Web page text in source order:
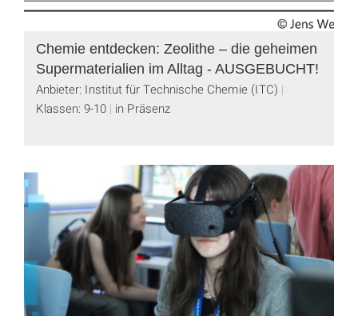
Chemie entdecken: Zeolithe – die geheimen
Supermaterialien im Alltag - AUSGEBUCHT!
Anbieter: Institut für Technische Chemie (ITC)
Klassen: 9-10 in Präsenz